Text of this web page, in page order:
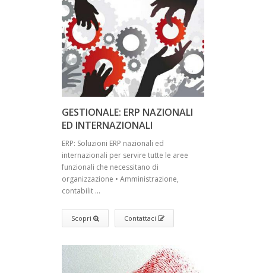
GESTIONALE: ERP NAZIONALI
ED INTERNAZIONALI
ERP: Soluzioni ERP nazionali ed
internazionali per servire tutte le aree
funzionali che necessitano di
organizzazione • Amministrazione,
contabilit ...
Scopri Contattaci